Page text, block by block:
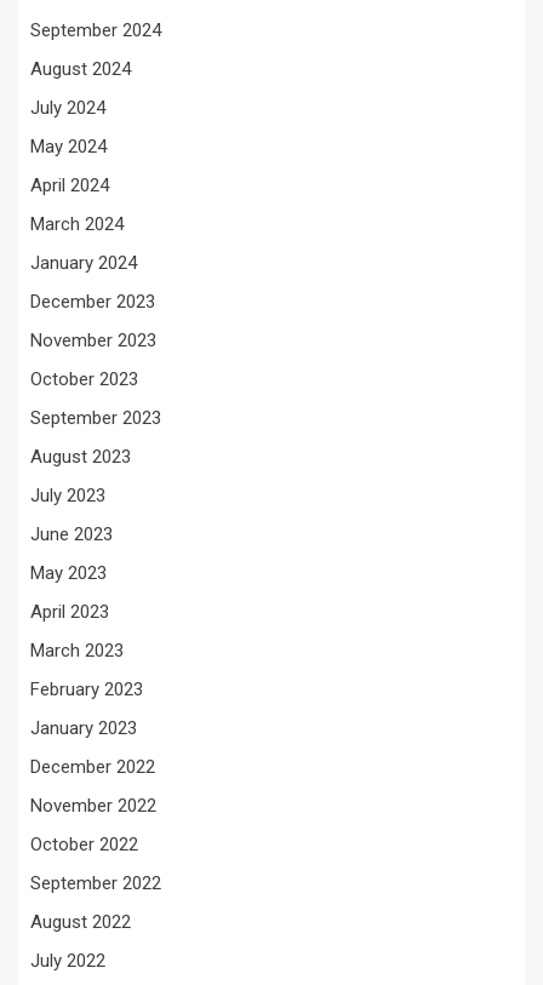
September 2024
August 2024
July 2024
May 2024
April 2024
March 2024
January 2024
December 2023
November 2023
October 2023
September 2023
August 2023
July 2023
June 2023
May 2023
April 2023
March 2023
February 2023
January 2023
December 2022
November 2022
October 2022
September 2022
August 2022
July 2022